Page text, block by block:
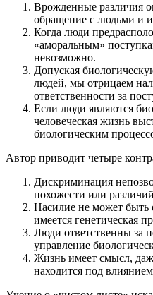
Врожденные различия
обращение с людьми и
Когда люди
«аморальным»
невозможно.
Допуская
людей, мы отрицаем
ответственности за
Если люди являются
человеческая жизнь
биологическим
Автор приводит четыре
Дискриминация
похожести или
Насилие не может быть
имеется генетическая
Люди ответственны за
управление
Жизнь имеет смысл,
находится под